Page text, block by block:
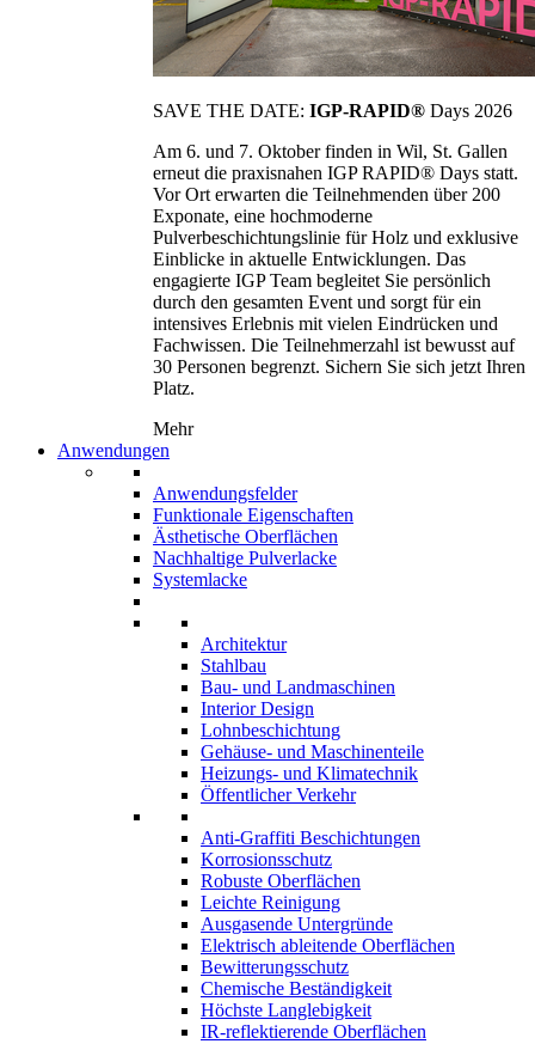
SAVE THE DATE: IGP-RAPID® Days 2026
Am 6. und 7. Oktober finden in Wil, St. Gallen
erneut die praxisnahen IGP RAPID® Days statt.
Vor Ort erwarten die Teilnehmenden über 200
Exponate, eine hochmoderne
Pulverbeschichtungslinie für Holz und exklusive
Einblicke in aktuelle Entwicklungen. Das
engagierte IGP Team begleitet Sie persönlich
durch den gesamten Event und sorgt für ein
intensives Erlebnis mit vielen Eindrücken und
Fachwissen. Die Teilnehmerzahl ist bewusst auf
30 Personen begrenzt. Sichern Sie sich jetzt Ihren
Platz.
Mehr
Anwendungen
Anwendungsfelder
Funktionale Eigenschaften
Ästhetische Oberflächen
Nachhaltige Pulverlacke
Systemlacke
Architektur
Stahlbau
Bau- und Landmaschinen
Interior Design
Lohnbeschichtung
Gehäuse- und Maschinenteile
Heizungs- und Klimatechnik
Öffentlicher Verkehr
Anti-Graffiti Beschichtungen
Korrosionsschutz
Robuste Oberflächen
Leichte Reinigung
Ausgasende Untergründe
Elektrisch ableitende Oberflächen
Bewitterungsschutz
Chemische Beständigkeit
Höchste Langlebigkeit
IR-reflektierende Oberflächen